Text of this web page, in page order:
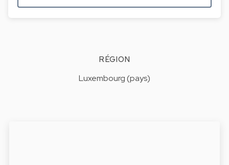
RÉGION
Luxembourg (pays)